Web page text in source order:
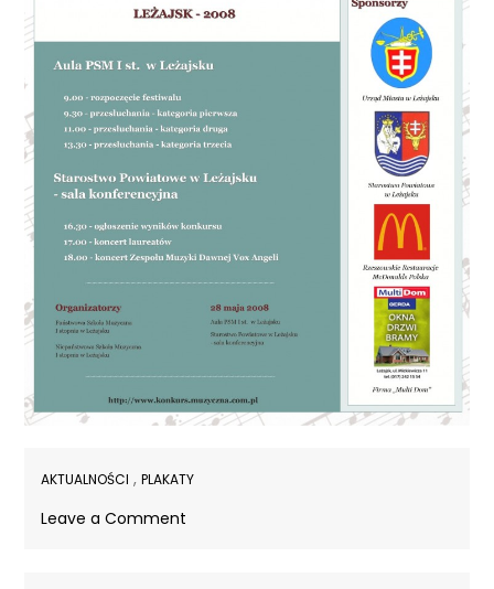
AKTUALNOŚCI ,PLAKATY
Leave a Comment